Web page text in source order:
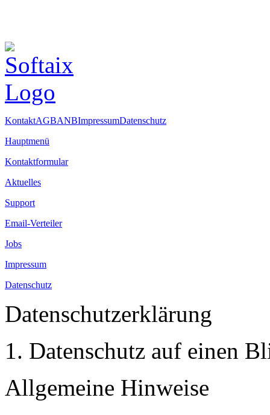
KontaktAGBANBImpressumDatenschutz
Hauptmenü
Kontaktformular
Aktuelles
Support
Email-Verteiler
Jobs
Impressum
Datenschutz
Datenschutzerklärung
1. Datenschutz auf einen
Allgemeine Hinweise